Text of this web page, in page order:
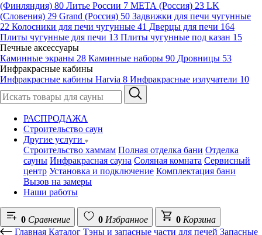
(Финляндия) 80 Литье России 7 МЕТА (Россия) 23 LK
(Словения) 29 Grand (Россия) 50 Задвижки для печи чугунные
22 Колосники для печи чугунные 41 Дверцы для печи 164
Плиты чугунные для печи 13 Плиты чугунные под казан 15
Печные аксессуары
Каминные экраны 28 Каминные наборы 90 Дровницы 53
Инфракрасные кабины
Инфракрасные кабины Harvia 8 Инфракрасные излучатели 10
РАСПРОДАЖА
Строительство саун
Другие услуги
Строительство хаммам Полная отделка бани Отделка
сауны Инфракрасная сауна Соляная комната Сервисный
центр Установка и подключение Комплектация бани
Вызов на замеры
Наши работы
0 Сравнение 0 Избранное 0 Корзина
Главная Каталог Тэны и запасные части для печей Запасные